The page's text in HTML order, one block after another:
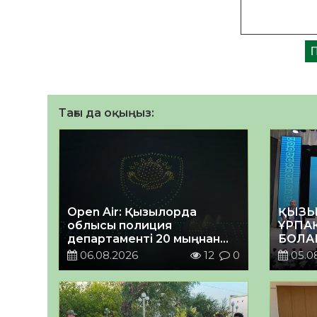
Тағы да оқыңыз:
Open Air: Қызылорда
облысы полиция
департаменті 20 мыңнан
астам көрерменнің
етті
06.08.2026 12 0
ӨТТІ